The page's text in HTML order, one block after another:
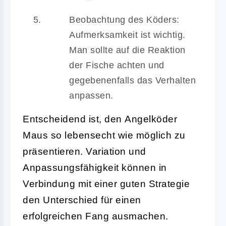
Beobachtung des Köders:
Aufmerksamkeit ist wichtig.
Man sollte auf die Reaktion
der Fische achten und
gegebenenfalls das Verhalten
anpassen.
Entscheidend ist, den Angelköder
Maus so lebensecht wie möglich zu
präsentieren. Variation und
Anpassungsfähigkeit können in
Verbindung mit einer guten Strategie
den Unterschied für einen
erfolgreichen Fang ausmachen.